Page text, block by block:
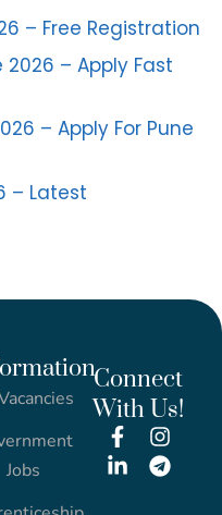
– Free Registration
– Apply Fast
– Apply For Pune
– Latest
Jobs
Connect
With Us!